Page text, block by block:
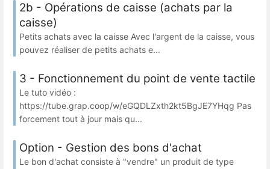
2b - Opérations de caisse (achats par la
caisse)
Petits achats avec la caisse Avec l'argent de la caisse, vous
pouvez réaliser de petits achats e...
3 - Fonctionnement du point de vente tactile
Le tuto vidéo :
https://tube.grap.coop/w/eGQDLZxth2kt5BgJE7YHqg Pas
forcement tout à jour mais qu...
Option - Gestion des bons d'achat
Le bon d'achat consiste à "vendre" un produit de type